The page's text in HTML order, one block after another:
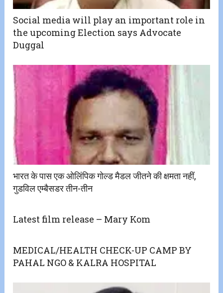
Social media will play an important role in
the upcoming Election says Advocate
Duggal
भारत के पास एक ओलिंपिक गोल्ड मैडल जीतने की क्षमता नहीं,
गुडविल एम्बैसडर तीन-तीन
Latest film release – Mary Kom
MEDICAL/HEALTH CHECK-UP CAMP BY
PAHAL NGO & KALRA HOSPITAL